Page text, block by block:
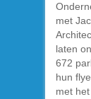
met
laten
672
hun
met